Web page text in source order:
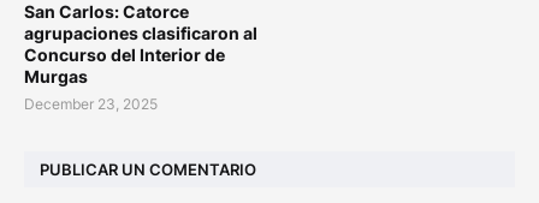
San Carlos: Catorce
agrupaciones clasificaron al
Concurso del Interior de
Murgas
December 23, 2025
PUBLICAR UN COMENTARIO